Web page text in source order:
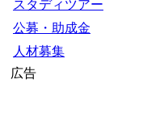
スタディツアー
公募・助成金
人材募集
広告